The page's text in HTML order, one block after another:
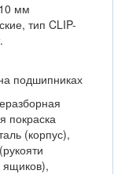
мм
тип CLIP-
подшипниках
покраска
(корпус),